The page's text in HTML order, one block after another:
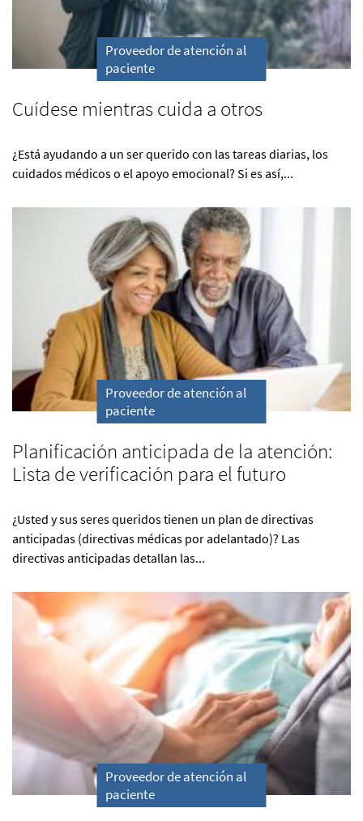
Proveedor de atención al
paciente
Cuídese mientras cuida a otros
¿Está ayudando a un ser querido con las tareas diarias, los
cuidados médicos o el apoyo emocional? Si es así,...
Proveedor de atención al
paciente
Planificación anticipada de la atención:
Lista de verificación para el futuro
¿Usted y sus seres queridos tienen un plan de directivas
anticipadas (directivas médicas por adelantado)? Las
directivas anticipadas detallan las...
Proveedor de atención al
paciente